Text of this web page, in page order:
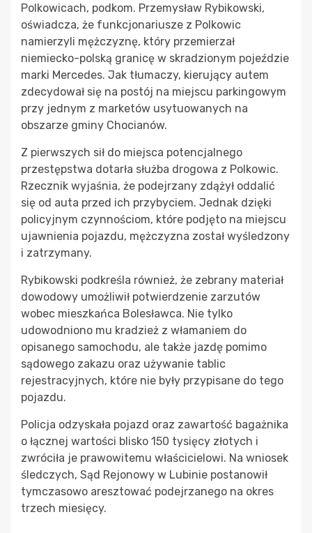
Polkowicach, podkom. Przemysław Rybikowski,
oświadcza, że funkcjonariusze z Polkowic
namierzyli mężczyznę, który przemierzał
niemiecko-polską granicę w skradzionym pojeździe
marki Mercedes. Jak tłumaczy, kierujący autem
zdecydował się na postój na miejscu parkingowym
przy jednym z marketów usytuowanych na
obszarze gminy Chocianów.
Z pierwszych sił do miejsca potencjalnego
przestępstwa dotarła służba drogowa z Polkowic.
Rzecznik wyjaśnia, że podejrzany zdążył oddalić
się od auta przed ich przybyciem. Jednak dzięki
policyjnym czynnościom, które podjęto na miejscu
ujawnienia pojazdu, mężczyzna został wyśledzony
i zatrzymany.
Rybikowski podkreśla również, że zebrany materiał
dowodowy umożliwił potwierdzenie zarzutów
wobec mieszkańca Bolesławca. Nie tylko
udowodniono mu kradzież z włamaniem do
opisanego samochodu, ale także jazdę pomimo
sądowego zakazu oraz używanie tablic
rejestracyjnych, które nie były przypisane do tego
pojazdu.
Policja odzyskała pojazd oraz zawartość bagażnika
o łącznej wartości blisko 150 tysięcy złotych i
zwróciła je prawowitemu właścicielowi. Na wniosek
śledczych, Sąd Rejonowy w Lubinie postanowił
tymczasowo aresztować podejrzanego na okres
trzech miesięcy.